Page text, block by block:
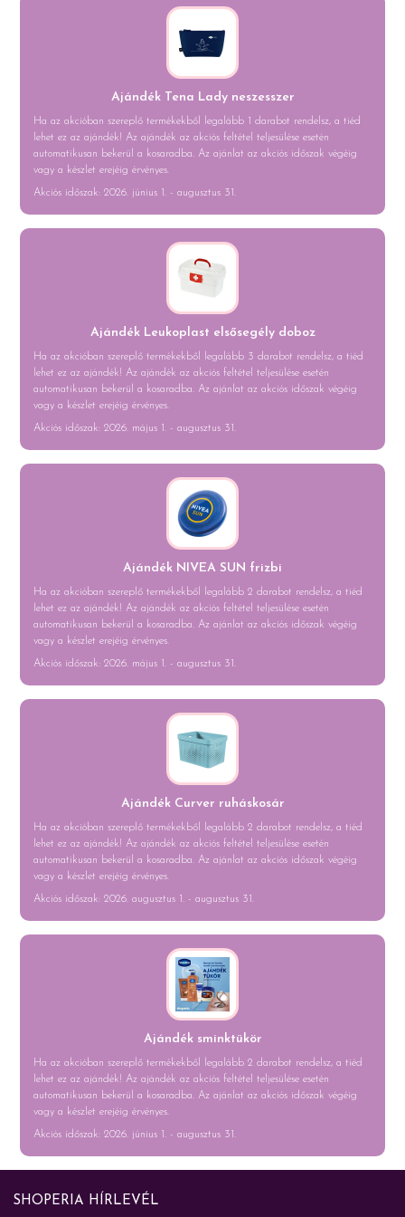
Ajándék Tena Lady neszesszer
Ha az akcióban szereplő termékekből legalább 1 darabot rendelsz, a tiéd
lehet ez az ajándék! Az ajándék az akciós feltétel teljesülése esetén
automatikusan bekerül a kosaradba. Az ajánlat az akciós időszak végéig
vagy a készlet erejéig érvényes.
Akciós időszak: 2026. június 1. - augusztus 31.
Ajándék Leukoplast elsősegély doboz
Ha az akcióban szereplő termékekből legalább 3 darabot rendelsz, a tiéd
lehet ez az ajándék! Az ajándék az akciós feltétel teljesülése esetén
automatikusan bekerül a kosaradba. Az ajánlat az akciós időszak végéig
vagy a készlet erejéig érvényes.
Akciós időszak: 2026. május 1. - augusztus 31.
Ajándék NIVEA SUN frizbi
Ha az akcióban szereplő termékekből legalább 2 darabot rendelsz, a tiéd
lehet ez az ajándék! Az ajándék az akciós feltétel teljesülése esetén
automatikusan bekerül a kosaradba. Az ajánlat az akciós időszak végéig
vagy a készlet erejéig érvényes.
Akciós időszak: 2026. május 1. - augusztus 31.
Ajándék Curver ruháskosár
Ha az akcióban szereplő termékekből legalább 2 darabot rendelsz, a tiéd
lehet ez az ajándék! Az ajándék az akciós feltétel teljesülése esetén
automatikusan bekerül a kosaradba. Az ajánlat az akciós időszak végéig
vagy a készlet erejéig érvényes.
Akciós időszak: 2026. augusztus 1. - augusztus 31.
Ajándék sminktükör
Ha az akcióban szereplő termékekből legalább 2 darabot rendelsz, a tiéd
lehet ez az ajándék! Az ajándék az akciós feltétel teljesülése esetén
automatikusan bekerül a kosaradba. Az ajánlat az akciós időszak végéig
vagy a készlet erejéig érvényes.
Akciós időszak: 2026. június 1. - augusztus 31.
SHOPERIA HÍRLEVÉL